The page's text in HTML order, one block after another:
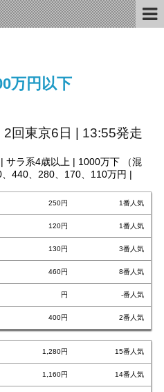
万円以下
回東京6日 | 13:55発走
サラ系4歳以上 | 1000万下 （混
440、280、170、110万円 |
250円 1番人気
120円 1番人気
130円 3番人気
460円 8番人気
円 -番人気
400円 2番人気
1,280円 15番人気
1,160円 14番人気